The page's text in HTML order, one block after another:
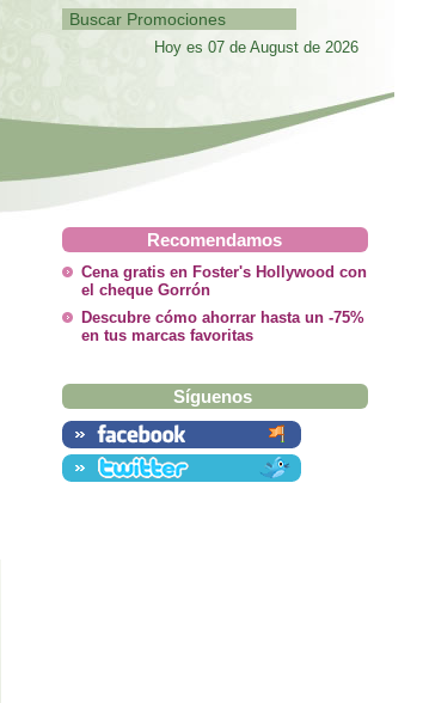
Hoy es 07 de August de 2026
Recomendamos
Cena gratis en Foster's Hollywood con
el cheque Gorrón
Descubre cómo ahorrar hasta un -75%
en tus marcas favoritas
Síguenos